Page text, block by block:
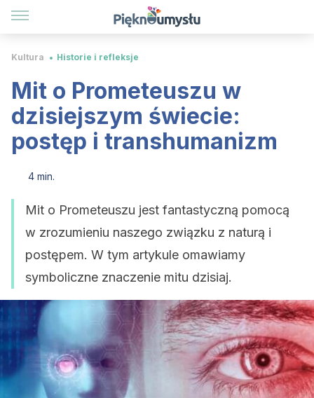
Kultura Historie i refleksje
Mit o Prometeuszu w
dzisiejszym świecie:
postęp i transhumanizm
4 min.
Mit o Prometeuszu jest fantastyczną pomocą
w zrozumieniu naszego związku z naturą i
postępem. W tym artykule omawiamy
symboliczne znaczenie mitu dzisiaj.